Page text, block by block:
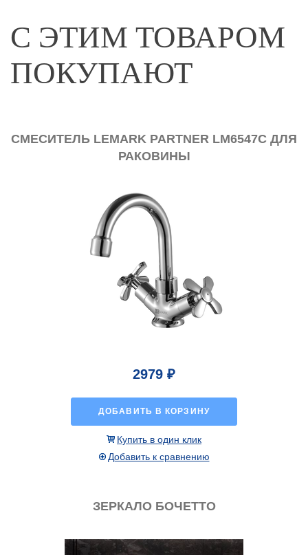
С ЭТИМ ТОВАРОМ
ПОКУПАЮТ
СМЕСИТЕЛЬ LEMARK PARTNER LM6547C ДЛЯ
РАКОВИНЫ
2979 ₽
ДОБАВИТЬ В КОРЗИНУ
Купить в один клик
Добавить к сравнению
ЗЕРКАЛО БОЧЕТТО